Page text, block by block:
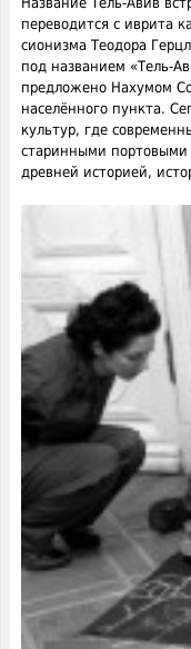
переводится с иврита
сионизмa Теодора
под названием «Тель-
предложено Нахумом
населённого пункта.
культур, где
старинными
древней историей,